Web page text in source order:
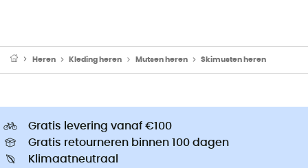
Heren Kleding heren Mutsen heren Skimusten heren
Gratis levering vanaf €100
Gratis retourneren binnen 100 dagen
Klimaatneutraal